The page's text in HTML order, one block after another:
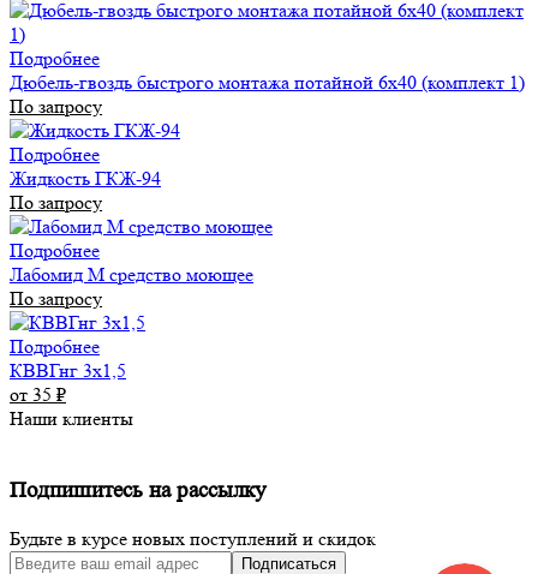
Подробнее
Дюбель-гвоздь быстрого монтажа потайной 6х40 (комплект 1)
По запросу
Подробнее
Жидкость ГКЖ-94
По запросу
Подробнее
Лабомид М средство моющее
По запросу
Подробнее
КВВГнг 3х1,5
от 35 ₽
Наши клиенты
Подпишитесь на рассылку
Будьте в курсе новых поступлений и скидок
Подписаться